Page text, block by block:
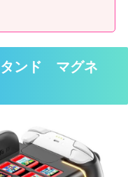
ンド マグネ